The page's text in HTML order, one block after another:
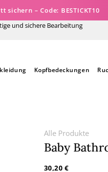
sichern – Code: BESTICKT10
und sichere Bearbeitung
Kopfbedeckungen
Alle Produkte
Baby
Normaler
30,20 €